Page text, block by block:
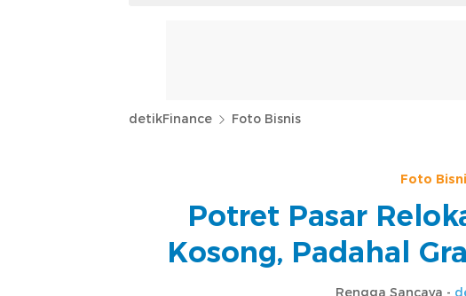
detikFinance Foto Bisnis
Foto
Potret Pasar
Kosong, Padahal
Rengga Sancaya -